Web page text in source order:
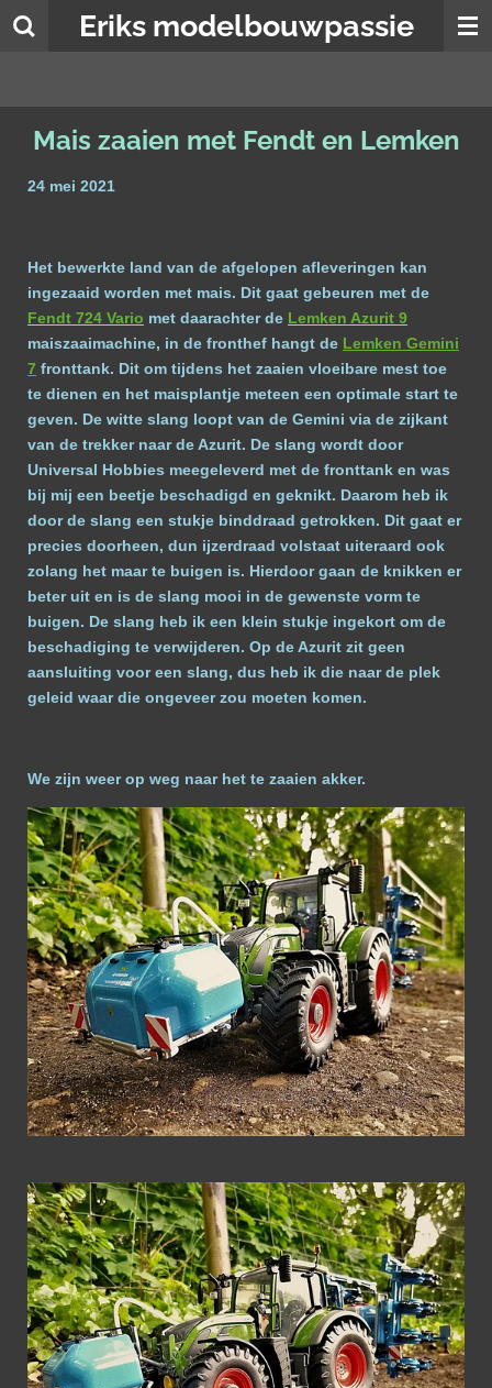
Ga
Eriks modelbouwpassie
Mais zaaien met Fendt en Lemken
24 mei 2021
Het bewerkte land van de afgelopen afleveringen kan
ingezaaid worden met mais. Dit gaat gebeuren met de
Fendt 724 Vario met daarachter de Lemken Azurit 9
maiszaaimachine, in de fronthef hangt de Lemken Gemini
7 fronttank. Dit om tijdens het zaaien vloeibare mest toe
te dienen en het maisplantje meteen een optimale start te
geven. De witte slang loopt van de Gemini via de zijkant
van de trekker naar de Azurit. De slang wordt door
Universal Hobbies meegeleverd met de fronttank en was
bij mij een beetje beschadigd en geknikt. Daarom heb ik
door de slang een stukje binddraad getrokken. Dit gaat er
precies doorheen, dun ijzerdraad volstaat uiteraard ook
zolang het maar te buigen is. Hierdoor gaan de knikken er
beter uit en is de slang mooi in de gewenste vorm te
buigen. De slang heb ik een klein stukje ingekort om de
beschadiging te verwijderen. Op de Azurit zit geen
aansluiting voor een slang, dus heb ik die naar de plek
geleid waar die ongeveer zou moeten komen.
We zijn weer op weg naar het te zaaien akker.